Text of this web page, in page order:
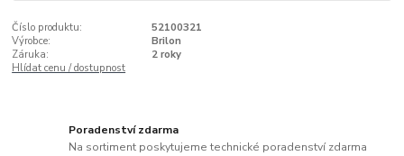
Číslo produktu:
52100321
Výrobce:
Brilon
Záruka:
2 roky
Hlídat cenu / dostupnost
Poradenství zdarma
Na sortiment poskytujeme technické poradenství zdarma